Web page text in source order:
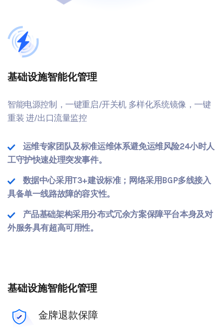
基础设施智能化管理
智能电源控制，一键重启/开关机 多样化系统镜像，一键
重装 进/出口流量监控
运维专家团队及标准运维体系避免运维风险24小时人
工守护快速处理突发事件。
数据中心采用T3+建设标准；网络采用BGP多线接入
具备单一线路故障的容灾性。
产品基础架构采用分布式冗余方案保障平台本身及对
外服务具有超高可用性。
基础设施智能化管理
金牌退款保障